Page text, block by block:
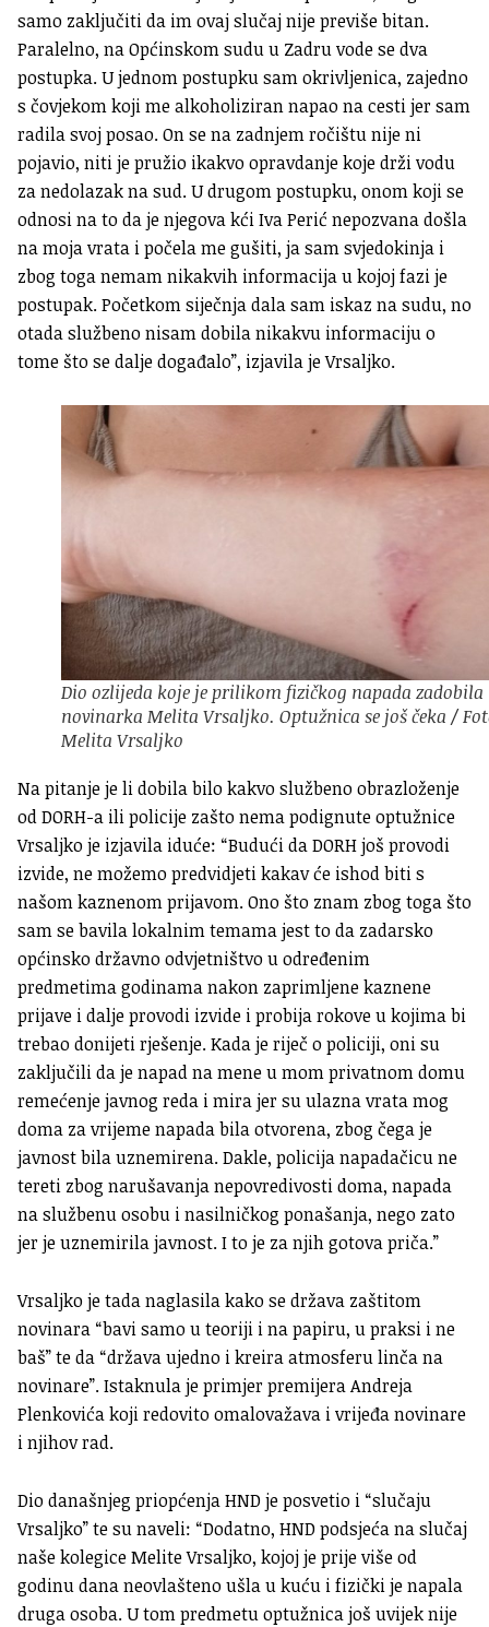
samo zaključiti da im ovaj slučaj nije previše bitan.
Paralelno, na Općinskom sudu u Zadru vode se dva
postupka. U jednom postupku sam okrivljenica, zajedno
s čovjekom koji me alkoholiziran napao na cesti jer sam
radila svoj posao. On se na zadnjem ročištu nije ni
pojavio, niti je pružio ikakvo opravdanje koje drži vodu
za nedolazak na sud. U drugom postupku, onom koji se
odnosi na to da je njegova kći Iva Perić nepozvana došla
na moja vrata i počela me gušiti, ja sam svjedokinja i
zbog toga nemam nikakvih informacija u kojoj fazi je
postupak. Početkom siječnja dala sam iskaz na sudu, no
otada službeno nisam dobila nikakvu informaciju o
tome što se dalje događalo”, izjavila je Vrsaljko.
Dio ozlijeda koje je prilikom fizičkog napada zadobila
novinarka Melita Vrsaljko. Optužnica se još čeka /
Melita Vrsaljko
Na pitanje je li dobila bilo kakvo službeno obrazloženje
od DORH-a ili policije zašto nema podignute optužnice
Vrsaljko je izjavila iduće: “Budući da DORH još provodi
izvide, ne možemo predvidjeti kakav će ishod biti s
našom kaznenom prijavom. Ono što znam zbog toga što
sam se bavila lokalnim temama jest to da zadarsko
općinsko državno odvjetništvo u određenim
predmetima godinama nakon zaprimljene kaznene
prijave i dalje provodi izvide i probija rokove u kojima bi
trebao donijeti rješenje. Kada je riječ o policiji, oni su
zaključili da je napad na mene u mom privatnom domu
remećenje javnog reda i mira jer su ulazna vrata mog
doma za vrijeme napada bila otvorena, zbog čega je
javnost bila uznemirena. Dakle, policija napadačicu ne
tereti zbog narušavanja nepovredivosti doma, napada
na službenu osobu i nasilničkog ponašanja, nego zato
jer je uznemirila javnost. I to je za njih gotova priča.”
Vrsaljko je tada naglasila kako se država zaštitom
novinara “bavi samo u teoriji i na papiru, u praksi i ne
baš” te da “država ujedno i kreira atmosferu linča na
novinare”. Istaknula je primjer premijera Andreja
Plenkovića koji redovito omalovažava i vrijeđa novinare
i njihov rad.
Dio današnjeg priopćenja HND je posvetio i “slučaju
Vrsaljko” te su naveli: “Dodatno, HND podsjeća na slučaj
naše kolegice Melite Vrsaljko, kojoj je prije više od
godinu dana neovlašteno ušla u kuću i fizički je napala
druga osoba. U tom predmetu optužnica još uvijek nije